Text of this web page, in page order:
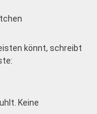
könnt, schreibt
Keine